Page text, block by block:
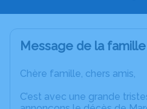
Message de la famille
Chère famille, chers amis,
C’est avec une grande